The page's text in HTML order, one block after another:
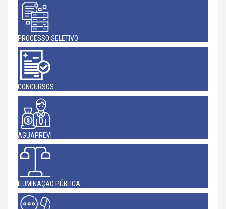
PROCESSO SELETIVO
CONCURSOS
AGUAPREVI
ILUMINAÇÃO PÚBLICA